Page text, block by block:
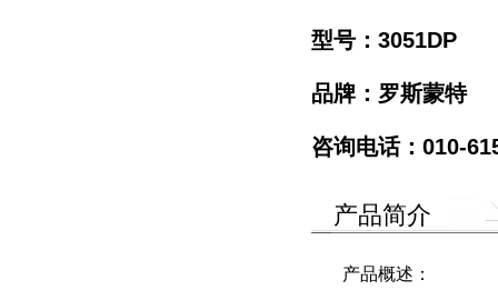
型号：3051DP
品牌：罗斯蒙特
咨询电话：010-
产品简介
产品概述：